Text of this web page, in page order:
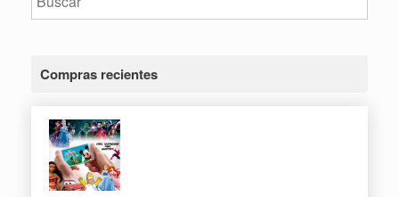
Compras recientes